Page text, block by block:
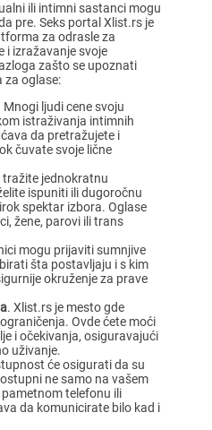
ili intimni sastanci mogu
pre. Seks portal Xlist.rs je
za odrasle za
i izražavanje svoje
zašto se upoznati
za oglase:
Mnogi ljudi cene svoju
istraživanja intimnih
da pretražujete i
čuvate svoje lične
tražite jednokratnu
ispuniti ili dugoročnu
spektar izbora. Oglase
žene, parovi ili trans
mogu prijaviti sumnjive
šta postavljaju i s kim
okruženje za prave
. Xlist.rs je mesto gde
Ovde ćete moći
i očekivanja, osiguravajući
uživanje.
će osigurati da su
ne samo na vašem
telefonu ili
da komunicirate bilo kad i